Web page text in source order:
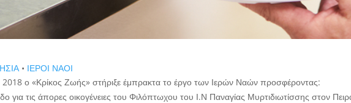
• ΙΕΡΟΙ ΝΑΟΙ
2018 ο «Κρίκος Ζωής» στήριξε έμπρακτα το έργο των Ιερών Ναών προσφέροντας:
για τις άπορες οικογένειες του Φιλόπτωχου του Ι.Ν Παναγίας Μυρτιδιωτίσσης στον